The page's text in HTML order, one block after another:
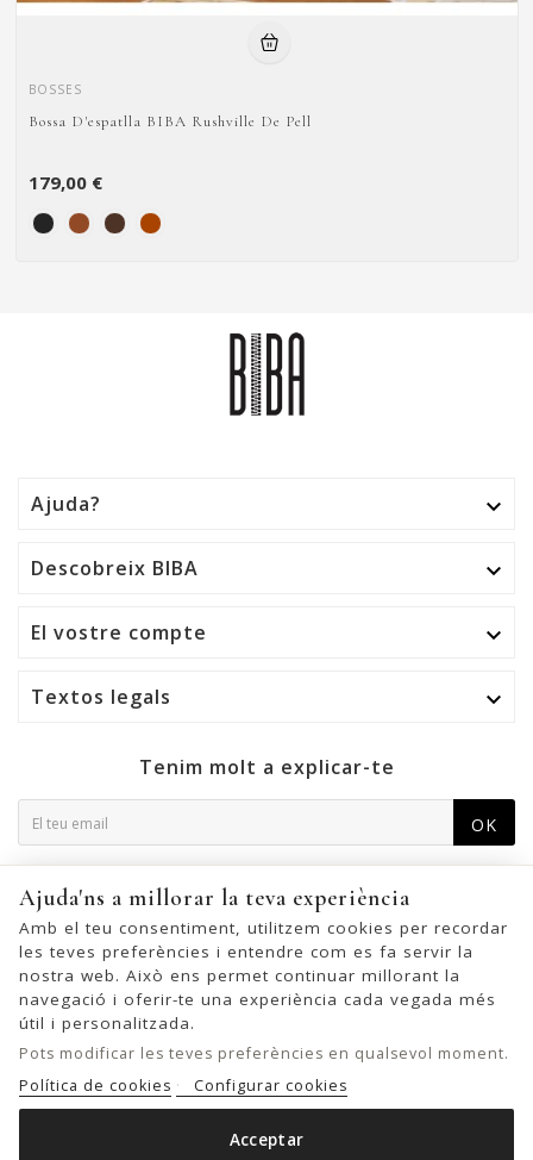
BOSSES
Bossa D'espatlla BIBA Rushville De Pell
179,00 €
Ajuda? 
Descobreix BIBA 
El vostre compte 
Textos legals 
Tenim molt a explicar-te
OK
això, trobeu la nostra informació de contacte a l'avís legal.
Ajuda'ns a millorar la teva experiència
Amb el teu consentiment, utilitzem cookies per recordar
les teves preferències i entendre com es fa servir la
nostra web. Això ens permet continuar millorant la
navegació i oferir-te una experiència cada vegada més
útil i personalitzada.
Pots modificar les teves preferències en qualsevol moment.
Política de cookies
Configurar cookies
Acceptar
© 2026 - United Bags Company S.L. - Todos los derechos reservados.
Inscrita en el Registro Mercantil de Barcelona, Tomo 33286, Libro 228637,
Folio 0083, Sección general, Inscripción 1ª